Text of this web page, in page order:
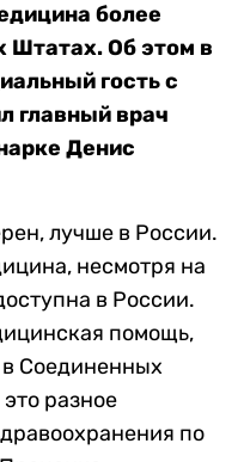
более
Штатах. Об этом в
гость с
главный врач
Денис
лучше в России.
несмотря на
в России.
помощь,
в Соединенных
разное
по